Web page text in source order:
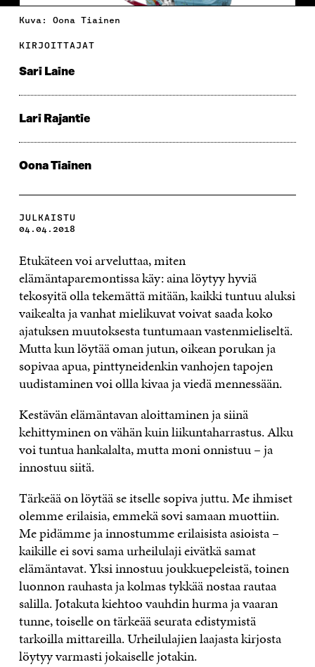
Kuva: Oona Tiainen
KIRJOITTAJAT
Sari Laine
Lari Rajantie
Oona Tiainen
JULKAISTU
04.04.2018
Etukäteen voi arveluttaa, miten
elämäntaparemontissa käy: aina löytyy hyviä
tekosyitä olla tekemättä mitään, kaikki tuntuu aluksi
vaikealta ja vanhat mielikuvat voivat saada koko
ajatuksen muutoksesta tuntumaan vastenmieliseltä.
Mutta kun löytää oman jutun, oikean porukan ja
sopivaa apua, pinttyneidenkin vanhojen tapojen
uudistaminen voi ollla kivaa ja viedä mennessään.
Kestävän elämäntavan aloittaminen ja siinä
kehittyminen on vähän kuin liikuntaharrastus. Alku
voi tuntua hankalalta, mutta moni onnistuu – ja
innostuu siitä.
Tärkeää on löytää se itselle sopiva juttu. Me ihmiset
olemme erilaisia, emmekä sovi samaan muottiin.
Me pidämme ja innostumme erilaisista asioista –
kaikille ei sovi sama urheilulaji eivätkä samat
elämäntavat. Yksi innostuu joukkuepeleistä, toinen
luonnon rauhasta ja kolmas tykkää nostaa rautaa
salilla. Jotakuta kiehtoo vauhdin hurma ja vaaran
tunne, toiselle on tärkeää seurata edistymistä
tarkoilla mittareilla. Urheilulajien laajasta kirjosta
löytyy varmasti jokaiselle jotakin.